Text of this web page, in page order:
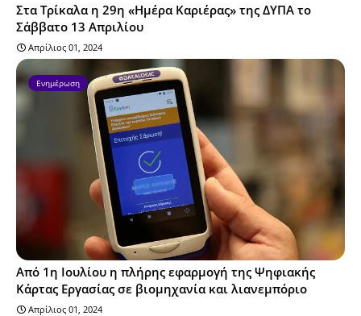
Στα Τρίκαλα η 29η «Ημέρα Καριέρας» της ΔΥΠΑ το
Σάββατο 13 Απριλίου
Απρίλιος 01, 2024
Ενημέρωση
Από 1η Ιουλίου η πλήρης εφαρμογή της Ψηφιακής
Κάρτας Εργασίας σε βιομηχανία και λιανεμπόριο
Απρίλιος 01, 2024